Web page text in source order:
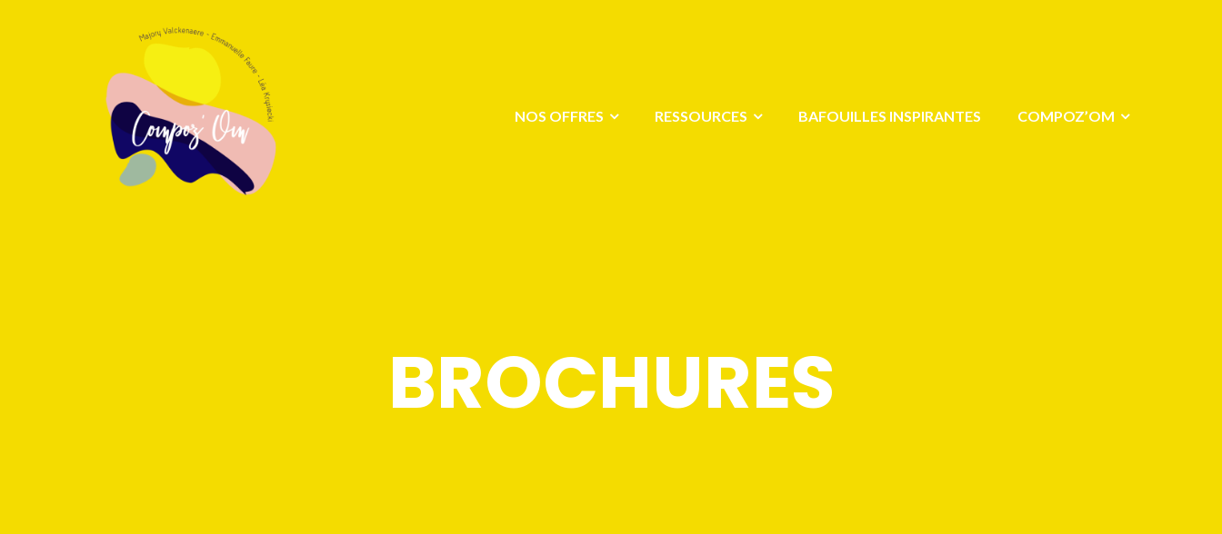
NOS OFFRES RESSOURCES BAFOUILLES INSPIRANTES COMPOZ’OM
BROCHURES